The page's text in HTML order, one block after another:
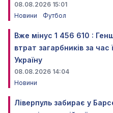
08.08.2026 15:01
Новини
Футбол
Вже мінус 1 456 610 :
втрат загарбників за час
Україну
08.08.2026 14:04
Новини
Ліверпуль забирає у